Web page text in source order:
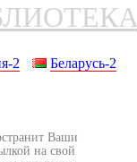
2
Беларусь-2
Ваши
на свой